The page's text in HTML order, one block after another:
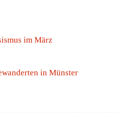
im März
in Münster